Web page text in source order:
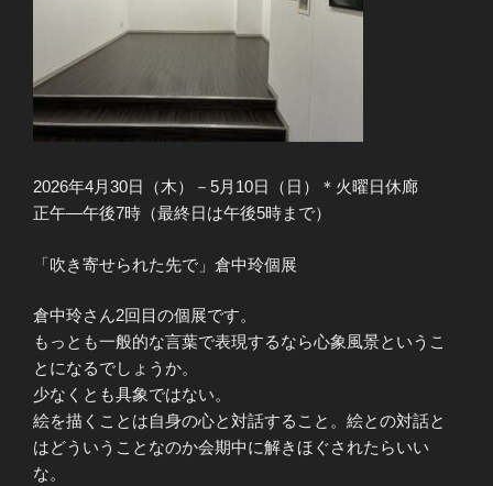
2026年4月30日（木）－5月10日（日）＊火曜日休廊
正午―午後7時（最終日は午後5時まで）
「吹き寄せられた先で」倉中玲個展
倉中玲さん2回目の個展です。
もっとも一般的な言葉で表現するなら心象風景というこ
とになるでしょうか。
少なくとも具象ではない。
絵を描くことは自身の心と対話すること。絵との対話と
はどういうことなのか会期中に解きほぐされたらいい
な。